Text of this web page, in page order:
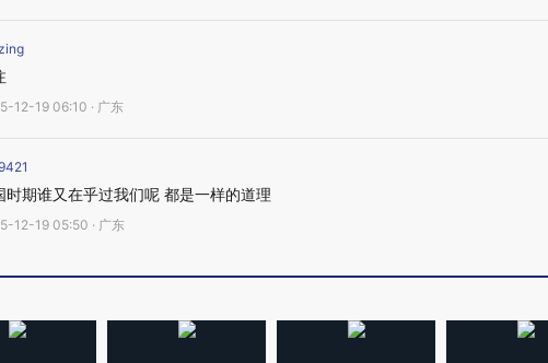
12-19 06:10 · 广东
时期谁又在乎过我们呢 都是一样的道理
12-19 05:50 · 广东